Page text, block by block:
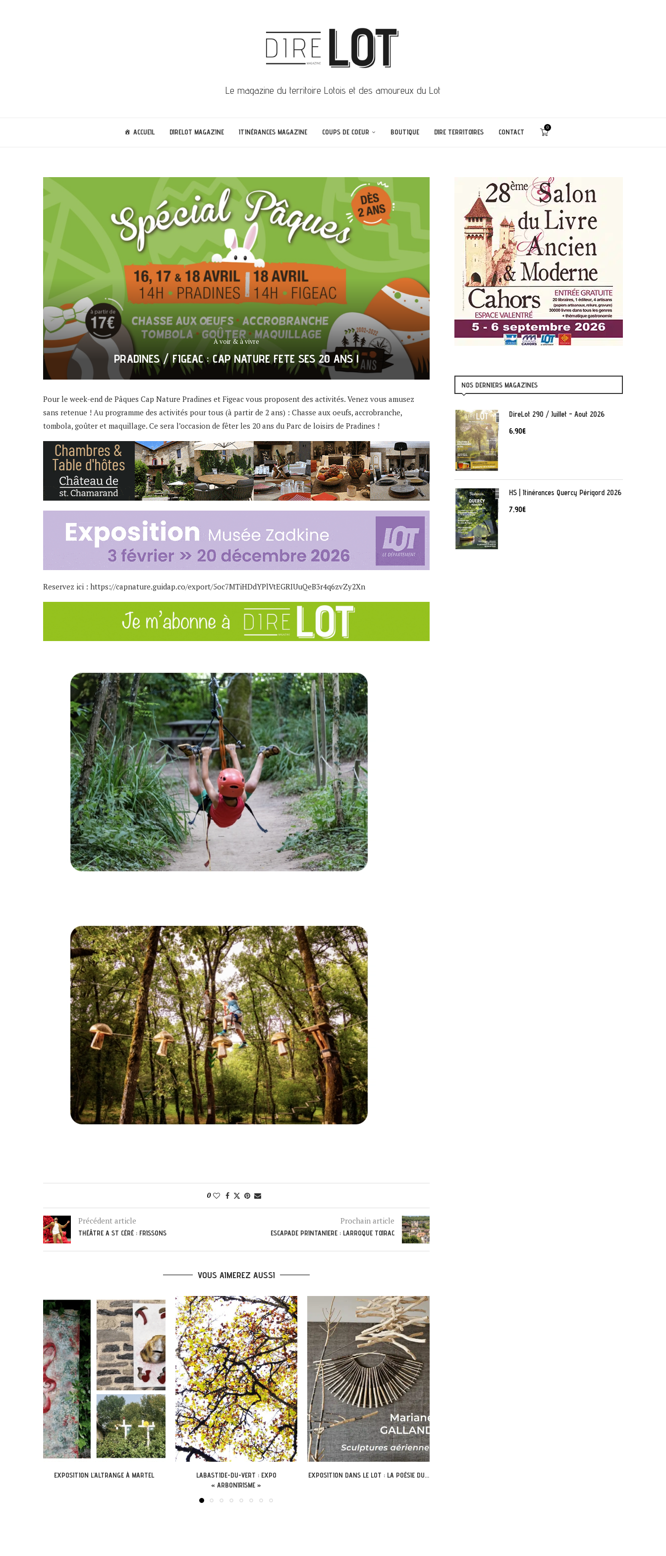
Le magazine du territoire Lotois et des amoureux du Lot
ACCUEIL DIRELOT MAGAZINE ITINÉRANCES MAGAZINE COUPS DE COEUR BOUTIQUE DIRE TERRITOIRES CONTACT
0
À voir & à vivre
PRADINES / FIGEAC : CAP NATURE FETE SES 20 ANS !
Pour le week-end de Pâques Cap Nature Pradines et Figeac vous proposent des activités. Venez vous amusez
sans retenue ! Au programme des activités pour tous (à partir de 2 ans) : Chasse aux oeufs, accrobranche,
tombola, goûter et maquillage. Ce sera l’occasion de fêter les 20 ans du Parc de loisirs de Pradines !
Reservez ici : https://capnature.guidap.co/export/5oc7MTiHDdYPlVtEGRIUuQeB3r4q6zvZy2Xn
0
Précédent article
THÉÂTRE A ST CÉRÉ : FRISSONS
Prochain article
ESCAPADE PRINTANIERE : LARROQUE TOIRAC
VOUS AIMEREZ AUSSI
LABASTIDE-DU-VERT : EXPO
EXPOSITION DANS LE LOT : LA POÉSIE DU...
LÉOBARD – DÉCOUVREZ L’ABBAYE
NOS DERNIERS MAGAZINES
DireLot 290 / Juillet - Aout 2026
6,90€
HS | Itinérances Quercy Périgord 2026
7,90€